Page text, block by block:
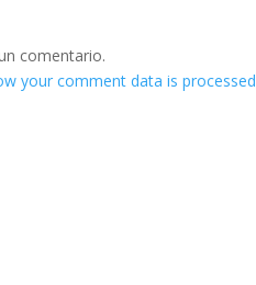
comentario.
your comment data is processed